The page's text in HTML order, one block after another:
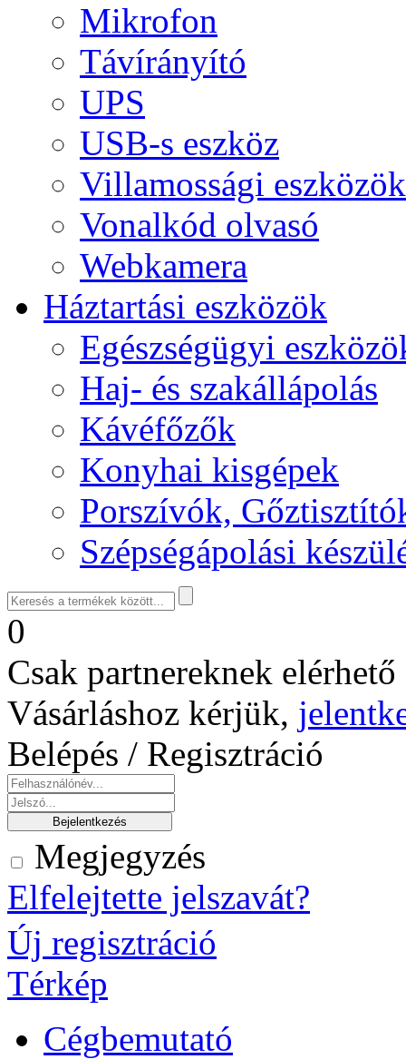
Mikrofon
Távírányító
UPS
USB-s eszköz
Villamossági eszközök
Vonalkód olvasó
Webkamera
Háztartási eszközök
Egészségügyi
Haj- és szakállápolás
Kávéfőzők
Konyhai kisgépek
Porszívók,
Szépségápolási
0
Csak partnereknek
Vásárláshoz kérjük,
Belépés / Regisztráció
Megjegyzés
Elfelejtette jelszavát?
Új regisztráció
Térkép
Cégbemutató